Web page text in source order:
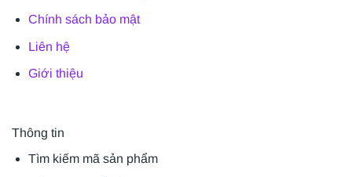
Chính sách bảo mật
Liên hệ
Giới thiệu
Thông tin
Tìm kiếm mã sản phẩm